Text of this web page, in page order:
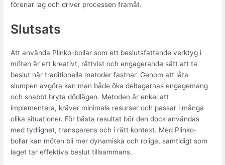
förenar lag och driver processen framåt.
Slutsats
Att använda Plinko-bollar som ett beslutsfattande verktyg i
möten är ett kreativt, rättvist och engagerande sätt att ta
beslut när traditionella metoder fastnar. Genom att låta
slumpen avgöra kan man både öka deltagarnas engagemang
och snabbt bryta dödlägen. Metoden är enkel att
implementera, kräver minimala resurser och passar i många
olika situationer. För bästa resultat bör den dock användas
med tydlighet, transparens och i rätt kontext. Med Plinko-
bollar kan möten bli mer dynamiska och roliga, samtidigt som
laget tar effektiva beslut tillsammans.